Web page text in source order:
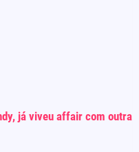
já viveu affair com outra